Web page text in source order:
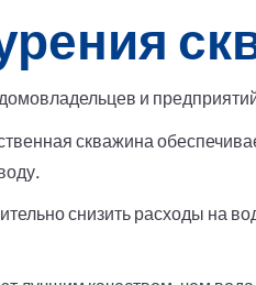
и
скважина
снизить расходы на